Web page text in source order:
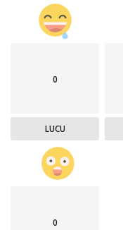
0
LUCU
0